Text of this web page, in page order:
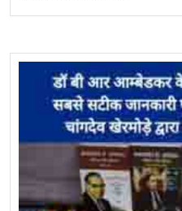
was:
is: